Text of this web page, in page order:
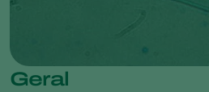
Geral